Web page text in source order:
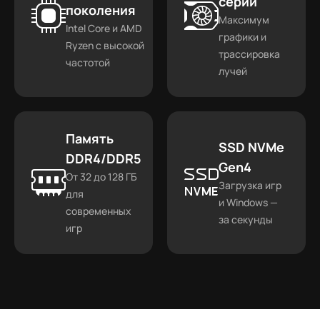
поколения
Intel Core и AMD
Ryzen с высокой
частотой
Максимум
графики и
трассировка
лучей
Память
DDR4/DDR5
От 32 до 128 ГБ
для
современных
игр
SSD NVMe
Gen4
Загрузка игр
и Windows —
за секунды